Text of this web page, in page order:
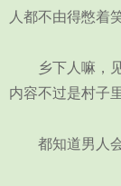
人都不由得憋着笑
乡下人嘛，见
内容不过是村子
都知道男人会